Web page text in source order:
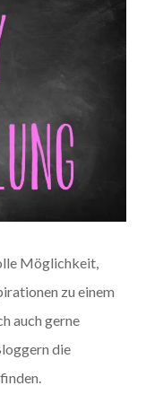
Möglichkeit,
zu einem
auch gerne
die